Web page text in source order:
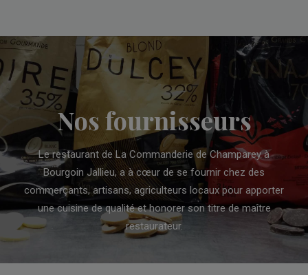
Nos fournisseurs
Le restaurant de La Commanderie de Champarey à
Bourgoin Jallieu, a à cœur de se fournir chez des
commerçants, artisans, agriculteurs locaux pour apporter
une cuisine de qualité et honorer son titre de maître
restaurateur.